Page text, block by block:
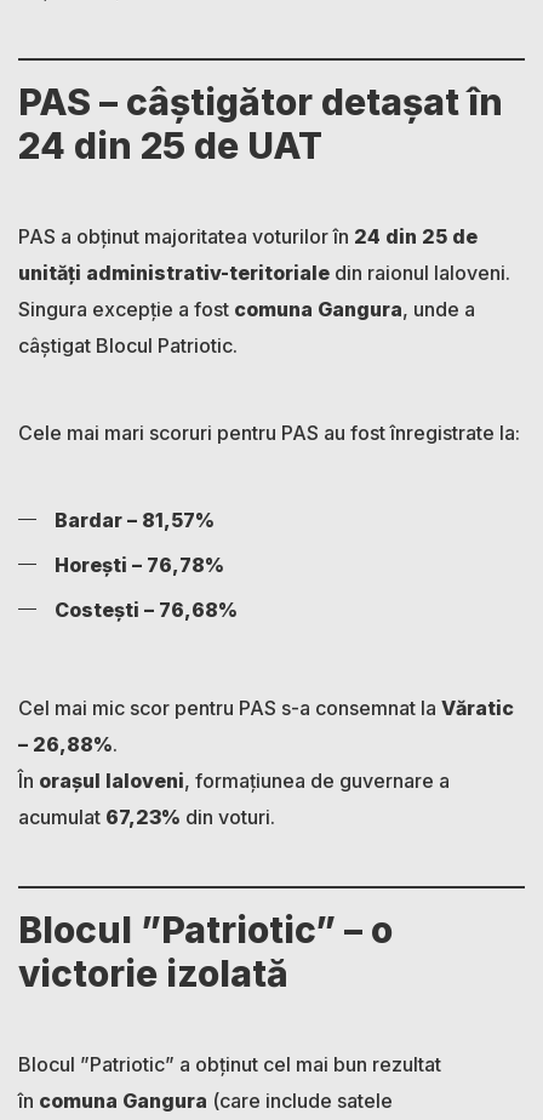
PAS – câștigător detașat în
24 din 25 de UAT
PAS a obținut majoritatea voturilor în 24 din 25 de
unități administrativ-teritoriale din raionul Ialoveni.
Singura excepție a fost comuna Gangura, unde a
câștigat Blocul Patriotic.
Cele mai mari scoruri pentru PAS au fost înregistrate la:
Bardar – 81,57%
Horești – 76,78%
Costești – 76,68%
Cel mai mic scor pentru PAS s-a consemnat la Văratic
– 26,88%.
În orașul Ialoveni, formațiunea de guvernare a
acumulat 67,23% din voturi.
Blocul ”Patriotic” – o
victorie izolată
Blocul ”Patriotic” a obținut cel mai bun rezultat
în comuna Gangura (care include satele